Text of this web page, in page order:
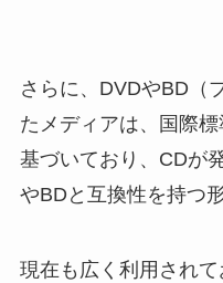
コ
さらに、DVDやBD（
たメディアは、国際
基づいており、CDが
やBDと互換性を持つ
現在も広く利用され